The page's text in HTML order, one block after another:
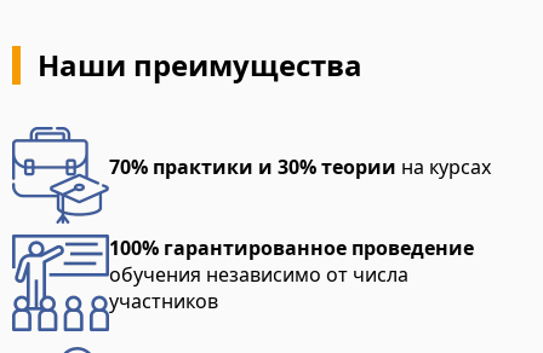
Наши преимущества
70% практики и 30% теории на курсах
100% гарантированное проведение
обучения независимо от числа
участников